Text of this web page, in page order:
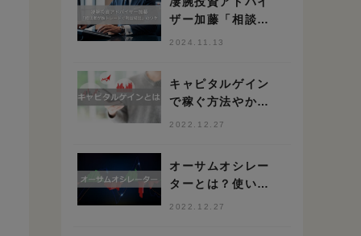
ザー加藤「相談者
が株トレードで利
2024.11.13
キャピタルゲイン
で稼ぐ方法やかか
る税金を解説
2022.12.27
オーサムオシレー
ターとは？使い方
や高勝率の手法を
2022.12.27